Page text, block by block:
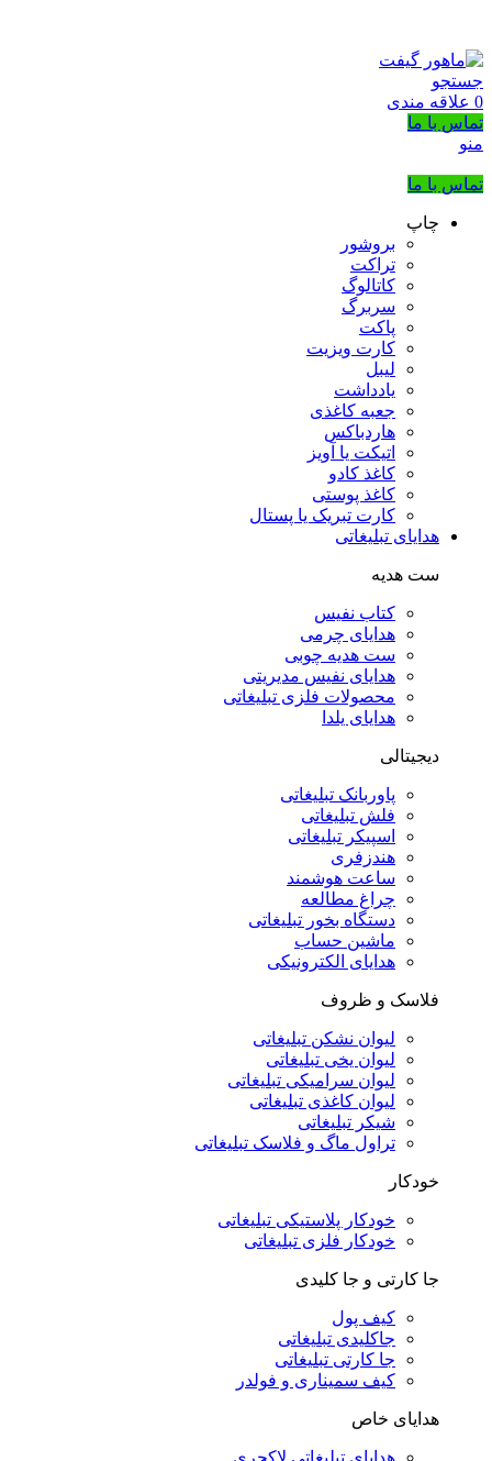
جستجو
0 علاقه مندی
تماس با ما
منو
تماس با ما
چاپ
بروشور
تراکت
کاتالوگ
سربرگ
پاکت
کارت ویزیت
لیبل
یادداشت
جعبه کاغذی
هاردباکس
اتیکت یا آویز
کاغذ کادو
کاغذ پوستی
کارت تبریک یا پستال
هدایای تبلیغاتی
ست هدیه
کتاب نفیس
هدایای چرمی
ست هدیه چوبی
هدایای نفیس مدیریتی
محصولات فلزی تبلیغاتی
هدایای یلدا
دیجیتالی
پاوربانک تبلیغاتی
فلش تبلیغاتی
اسپیکر تبلیغاتی
هندزفری
ساعت هوشمند
چراغ مطالعه
دستگاه بخور تبلیغاتی
ماشین حساب
هدایای الکترونیکی
فلاسک و ظروف
لیوان نشکن تبلیغاتی
لیوان یخی تبلیغاتی
لیوان سرامیکی تبلیغاتی
لیوان کاغذی تبلیغاتی
شیکر تبلیغاتی
تراول ماگ و فلاسک تبلیغاتی
خودکار
خودکار پلاستیکی تبلیغاتی
خودکار فلزی تبلیغاتی
جا کارتی و جا کلیدی
کیف پول
جاکلیدی تبلیغاتی
جا کارتی تبلیغاتی
کیف سمیناری و فولدر
هدایای خاص
هدایای تبلیغاتی لاکچری